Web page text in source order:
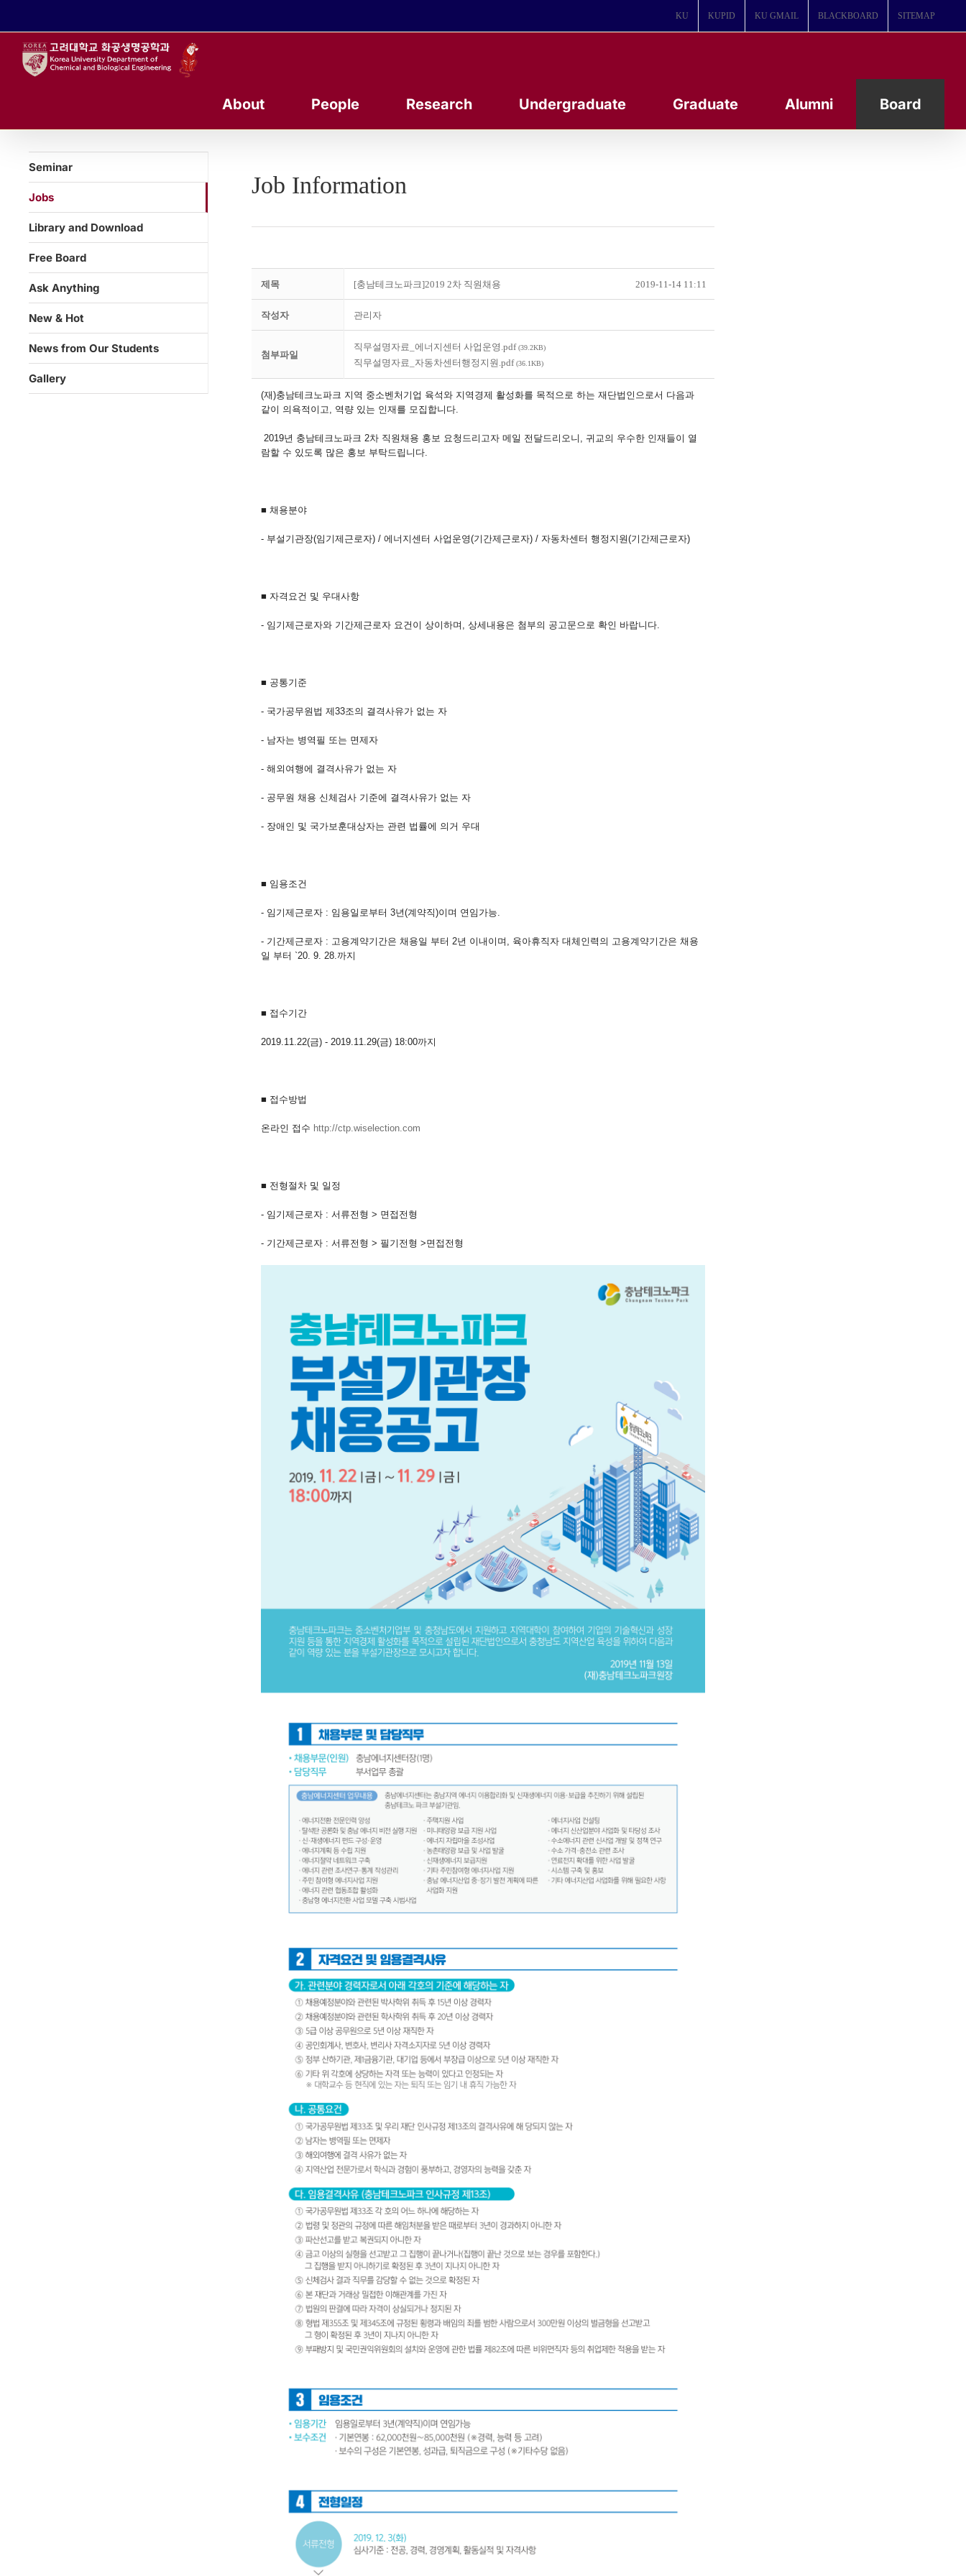
KU KUPID KU GMAIL BLACKBOARD SITEMAP
About People Research Undergraduate Graduate Alumni Board
Job Information
제목 [충남테크노파크]2019 2차 직원채용 2019-11-14 11:11
작성자 관리자
첨부파일
직무설명자료_에너지센터 사업운영.pdf(39.2KB)
직무설명자료_자동차센터행정지원.pdf(36.1KB)
(재)충남테크노파크 지역 중소벤처기업 육석와 지역경제 활성화를 목적으로 하는 재단법인으로서 다음과
같이 의욕적이고, 역량 있는 인재를 모집합니다.
2019년 충남테크노파크 2차 직원채용 홍보 요청드리고자 메일 전달드리오니, 귀교의 우수한 인재들이 열
람할 수 있도록 많은 홍보 부탁드립니다.
■ 채용분야
- 부설기관장(임기제근로자) / 에너지센터 사업운영(기간제근로자) / 자동차센터 행정지원(기간제근로자)
■ 자격요건 및 우대사항
- 임기제근로자와 기간제근로자 요건이 상이하며, 상세내용은 첨부의 공고문으로 확인 바랍니다.
■ 공통기준
- 국가공무원법 제33조의 결격사유가 없는 자
- 남자는 병역필 또는 면제자
- 해외여행에 결격사유가 없는 자
- 공무원 채용 신체검사 기준에 결격사유가 없는 자
- 장애인 및 국가보훈대상자는 관련 법률에 의거 우대
■ 임용조건
- 임기제근로자 : 임용일로부터 3년(계약직)이며 연임가능.
- 기간제근로자 : 고용계약기간은 채용일 부터 2년 이내이며, 육아휴직자 대체인력의 고용계약기간은 채용
일 부터 `20. 9. 28.까지
■ 접수기간
2019.11.22(금) - 2019.11.29(금) 18:00까지
■ 접수방법
온라인 접수 http://ctp.wiselection.com
■ 전형절차 및 일정
- 임기제근로자 : 서류전형 > 면접전형
- 기간제근로자 : 서류전형 > 필기전형 >면접전형
Seminar
Jobs
Library and Download
Free Board
Ask Anything
New & Hot
News from Our Students
Gallery